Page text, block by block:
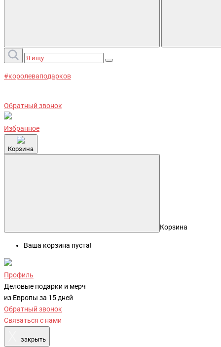
#королеваподарков
Обратный звонок
Избранное
Корзина
Корзина
Ваша корзина пуста!
Профиль
Деловые подарки и мерч
из Европы за 15 дней
Обратный звонок
Связаться с нами
закрыть